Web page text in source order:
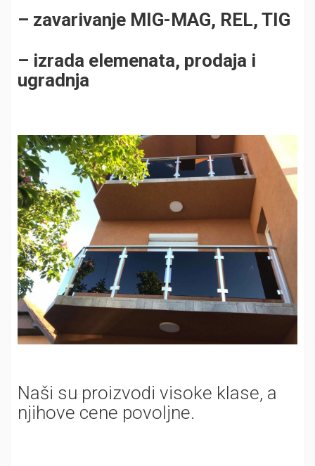
– zavarivanje MIG-MAG, REL, TIG
– izrada elemenata, prodaja i
ugradnja
Naši su proizvodi visoke klase, a
njihove cene povoljne.